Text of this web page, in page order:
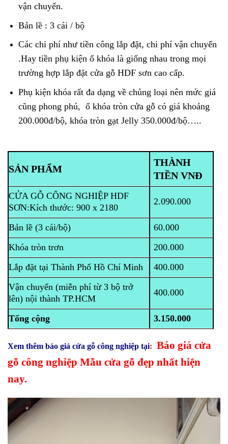
vận chuyển.
Bản lề : 3 cái / bộ
Các chi phí như tiền công lắp đặt, chi phí vận chuyển
.Hay tiền phụ kiện ổ khóa là giống nhau trong mọi
trường hợp lắp đặt cửa gỗ HDF sơn cao cấp.
Phụ kiện khóa rất đa dạng về chủng loại nên mức giá
cũng phong phú, ổ khóa tròn cửa gỗ có giá khoảng
200.000đ/bộ, khóa tròn gạt Jelly 350.000đ/bộ…..
SẢN PHẨM
THÀNH
TIỀN VNĐ
CỬA GỖ CÔNG NGHIỆP HDF
SƠN:Kích thước: 900 x 2180
2.090.000
Bản lề (3 cái/bộ)
60.000
Khóa tròn trơn
200.000
Lắp đặt tại Thành Phố Hồ Chí Minh
400.000
Vận chuyển (miễn phí từ 3 bộ trở
lên) nội thành TP.HCM
400.000
Tổng cộng 3.150.000
Xem thêm báo giá cửa gỗ công nghiệp tại: Báo giá cửa
gỗ công nghiệp Mẫu cửa gỗ đẹp nhất hiện
nay.